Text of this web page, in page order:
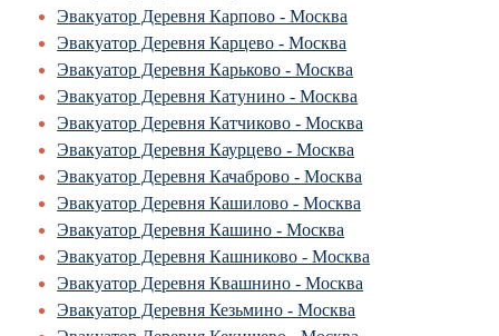
Эвакуатор Деревня Карпово - Москва
Эвакуатор Деревня Карцево - Москва
Эвакуатор Деревня Карьково - Москва
Эвакуатор Деревня Катунино - Москва
Эвакуатор Деревня Катчиково - Москва
Эвакуатор Деревня Каурцево - Москва
Эвакуатор Деревня Качаброво - Москва
Эвакуатор Деревня Кашилово - Москва
Эвакуатор Деревня Кашино - Москва
Эвакуатор Деревня Кашниково - Москва
Эвакуатор Деревня Квашнино - Москва
Эвакуатор Деревня Кезьмино - Москва